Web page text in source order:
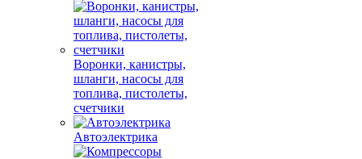
Воронки, канистры,
шланги, насосы для
топлива, пистолеты,
счетчики
Автоэлектрика